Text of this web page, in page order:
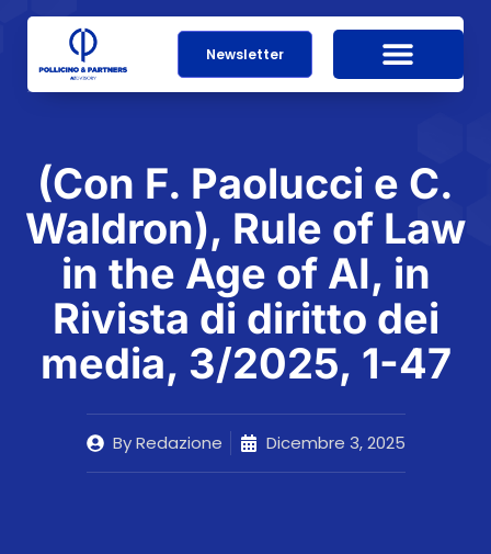
Newsletter
(Con F. Paolucci e C.
Waldron), Rule of Law
in the Age of AI, in
Rivista di diritto dei
media, 3/2025, 1-47
ByRedazione Dicembre 3, 2025